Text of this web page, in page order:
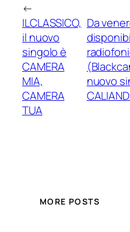
←
ILCLASSICO,
il nuovo
singolo è
CAMERA
MIA,
CAMERA
TUA
Da
nuovo
MORE POSTS